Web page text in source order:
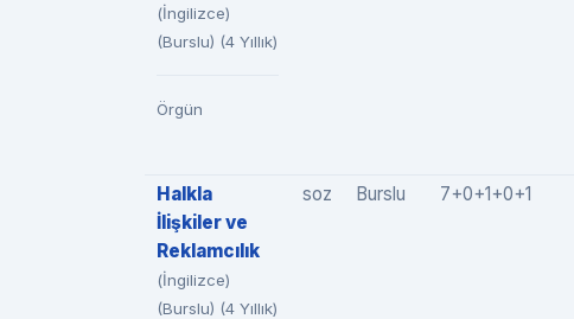
(İngilizce)
(Burslu) (4 Yıllık)
Örgün
Halkla
İlişkiler ve
Reklamcılık
(İngilizce)
(Burslu) (4 Yıllık)
soz Burslu 7+0+1+0+1